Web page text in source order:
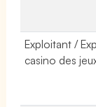
Exploitant /
casino des